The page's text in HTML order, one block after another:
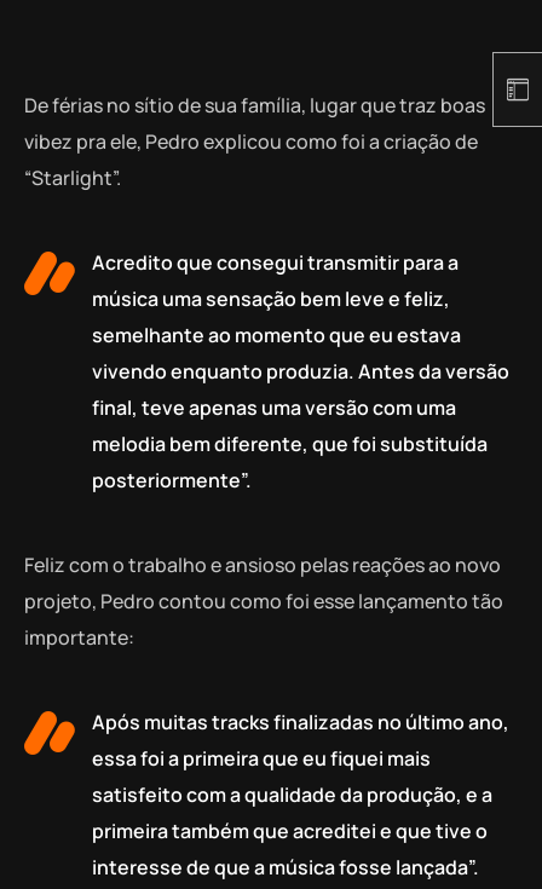
De férias no sítio de sua família, lugar que traz boas
vibez pra ele, Pedro explicou como foi a criação de
“Starlight”.
Acredito que consegui transmitir para a
música uma sensação bem leve e feliz,
semelhante ao momento que eu estava
vivendo enquanto produzia. Antes da versão
final, teve apenas uma versão com uma
melodia bem diferente, que foi substituída
posteriormente”.
Feliz com o trabalho e ansioso pelas reações ao novo
projeto, Pedro contou como foi esse lançamento tão
importante:
Após muitas tracks finalizadas no último ano,
essa foi a primeira que eu fiquei mais
satisfeito com a qualidade da produção, e a
primeira também que acreditei e que tive o
interesse de que a música fosse lançada”.